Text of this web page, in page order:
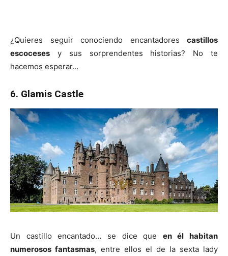
¿Quieres seguir conociendo encantadores castillos
escoceses y sus sorprendentes historias? No te
hacemos esperar…
6. Glamis Castle
Un castillo encantado… se dice que en él habitan
numerosos fantasmas, entre ellos el de la sexta lady